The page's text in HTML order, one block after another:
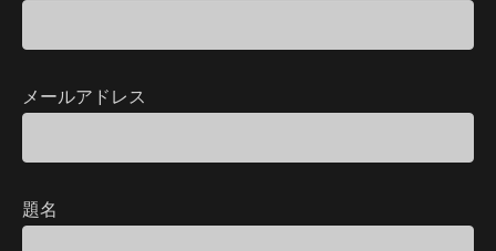
メールアドレス
題名